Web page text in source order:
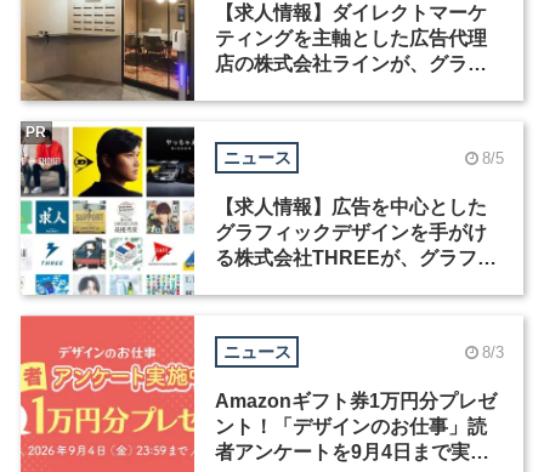
【求人情報】ダイレクトマーケ
ティングを主軸とした広告代理
店の株式会社ラインが、グラフ
ニュース 8/5
【求人情報】広告を中心とした
グラフィックデザインを手がけ
る株式会社THREEが、グラフィ
PR
ニュース 8/3
Amazonギフト券1万円分プレゼ
ント！「デザインのお仕事」読
者アンケートを9月4日まで実施